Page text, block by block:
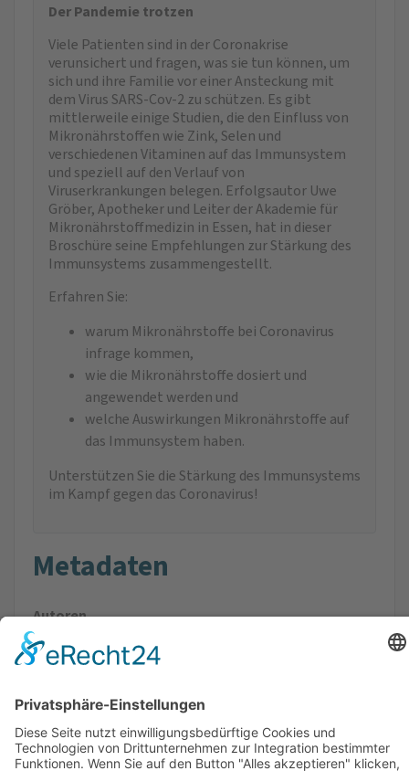
Der Pandemie trotzen
Viele Patienten sind in der Coronakrise
verunsichert und fragen, was sie tun können, um
sich und ihre Familie vor einer Ansteckung mit
dem Virus SARS-Cov-2 zu schützen. Es gibt
mittlerweile einige Studien, die den Einfluss von
Mikronährstoffen wie Zink, Selen und
verschiedenen Vitaminen auf das Immunsystem
und speziell auf den Verlauf von
Viruserkrankungen belegen. Erfolgsautor Uwe
Gröber, Apotheker und Leiter der Akademie für
Mikronährstoffmedizin in Essen, hat in dieser
Broschüre seine Empfehlungen zur Stärkung des
Immunsystems zusammengestellt.
Erfahren Sie:
warum Mikronährstoffe bei Coronavirus
infrage kommen,
wie die Mikronährstoffe dosiert und
angewendet werden und
welche Auswirkungen Mikronährstoffe auf
das Immunsystem haben.
Unterstützen Sie die Stärkung des Immunsystems
im Kampf gegen das Coronavirus!
Metadaten
Autoren
Format
Verlag
Wissenschaftliche Verlagsgesellschaft Stuttgart